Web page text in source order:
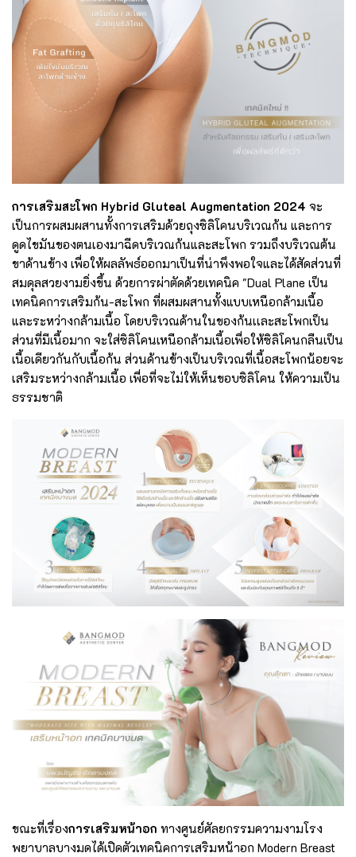
การเสริมสะโพก Hybrid Gluteal Augmentation 2024 จะ
เป็นการผสมผสานทั้งการเสริมด้วยถุงซิลิโคนบริเวณก้น และการ
ดูดไขมันของตนเองมาฉีดบริเวณก้นและสะโพก รวมถึงบริเวณต้น
ขาด้านข้าง เพื่อให้ผลลัพธ์ออกมาเป็นที่น่าพึงพอใจและได้สัดส่วนที่
สมดุลสวยงามยิ่งขึ้น ด้วยการผ่าตัดด้วยเทคนิค "Dual Plane เป็น
เทคนิคการเสริมก้น-สะโพก ที่ผสมผสานทั้งแบบเหนือกล้ามเนื้อ
และระหว่างกล้ามเนื้อ โดยบริเวณด้านในของก้นเเละสะโพกเป็น
ส่วนที่มีเนื้อมาก จะใส่ซิลิโคนเหนือกล้ามเนื้อเพื่อให้ซิลิโคนกลืนเป็น
เนื้อเดียวกันกับเนื้อก้น ส่วนด้านข้างเป็นบริเวณที่เนื้อสะโพกน้อยจะ
เสริมระหว่างกล้ามเนื้อ เพื่อที่จะไม่ให้เห็นขอบซิลิโคน ให้ความเป็น
ธรรมชาติ
ขณะที่เรื่องการเสริมหน้าอก ทางศูนย์ศัลยกรรมความงามโรง
พยาบาลบางมดได้เปิดตัวเทคนิคการเสริมหน้าอก Modern Breast